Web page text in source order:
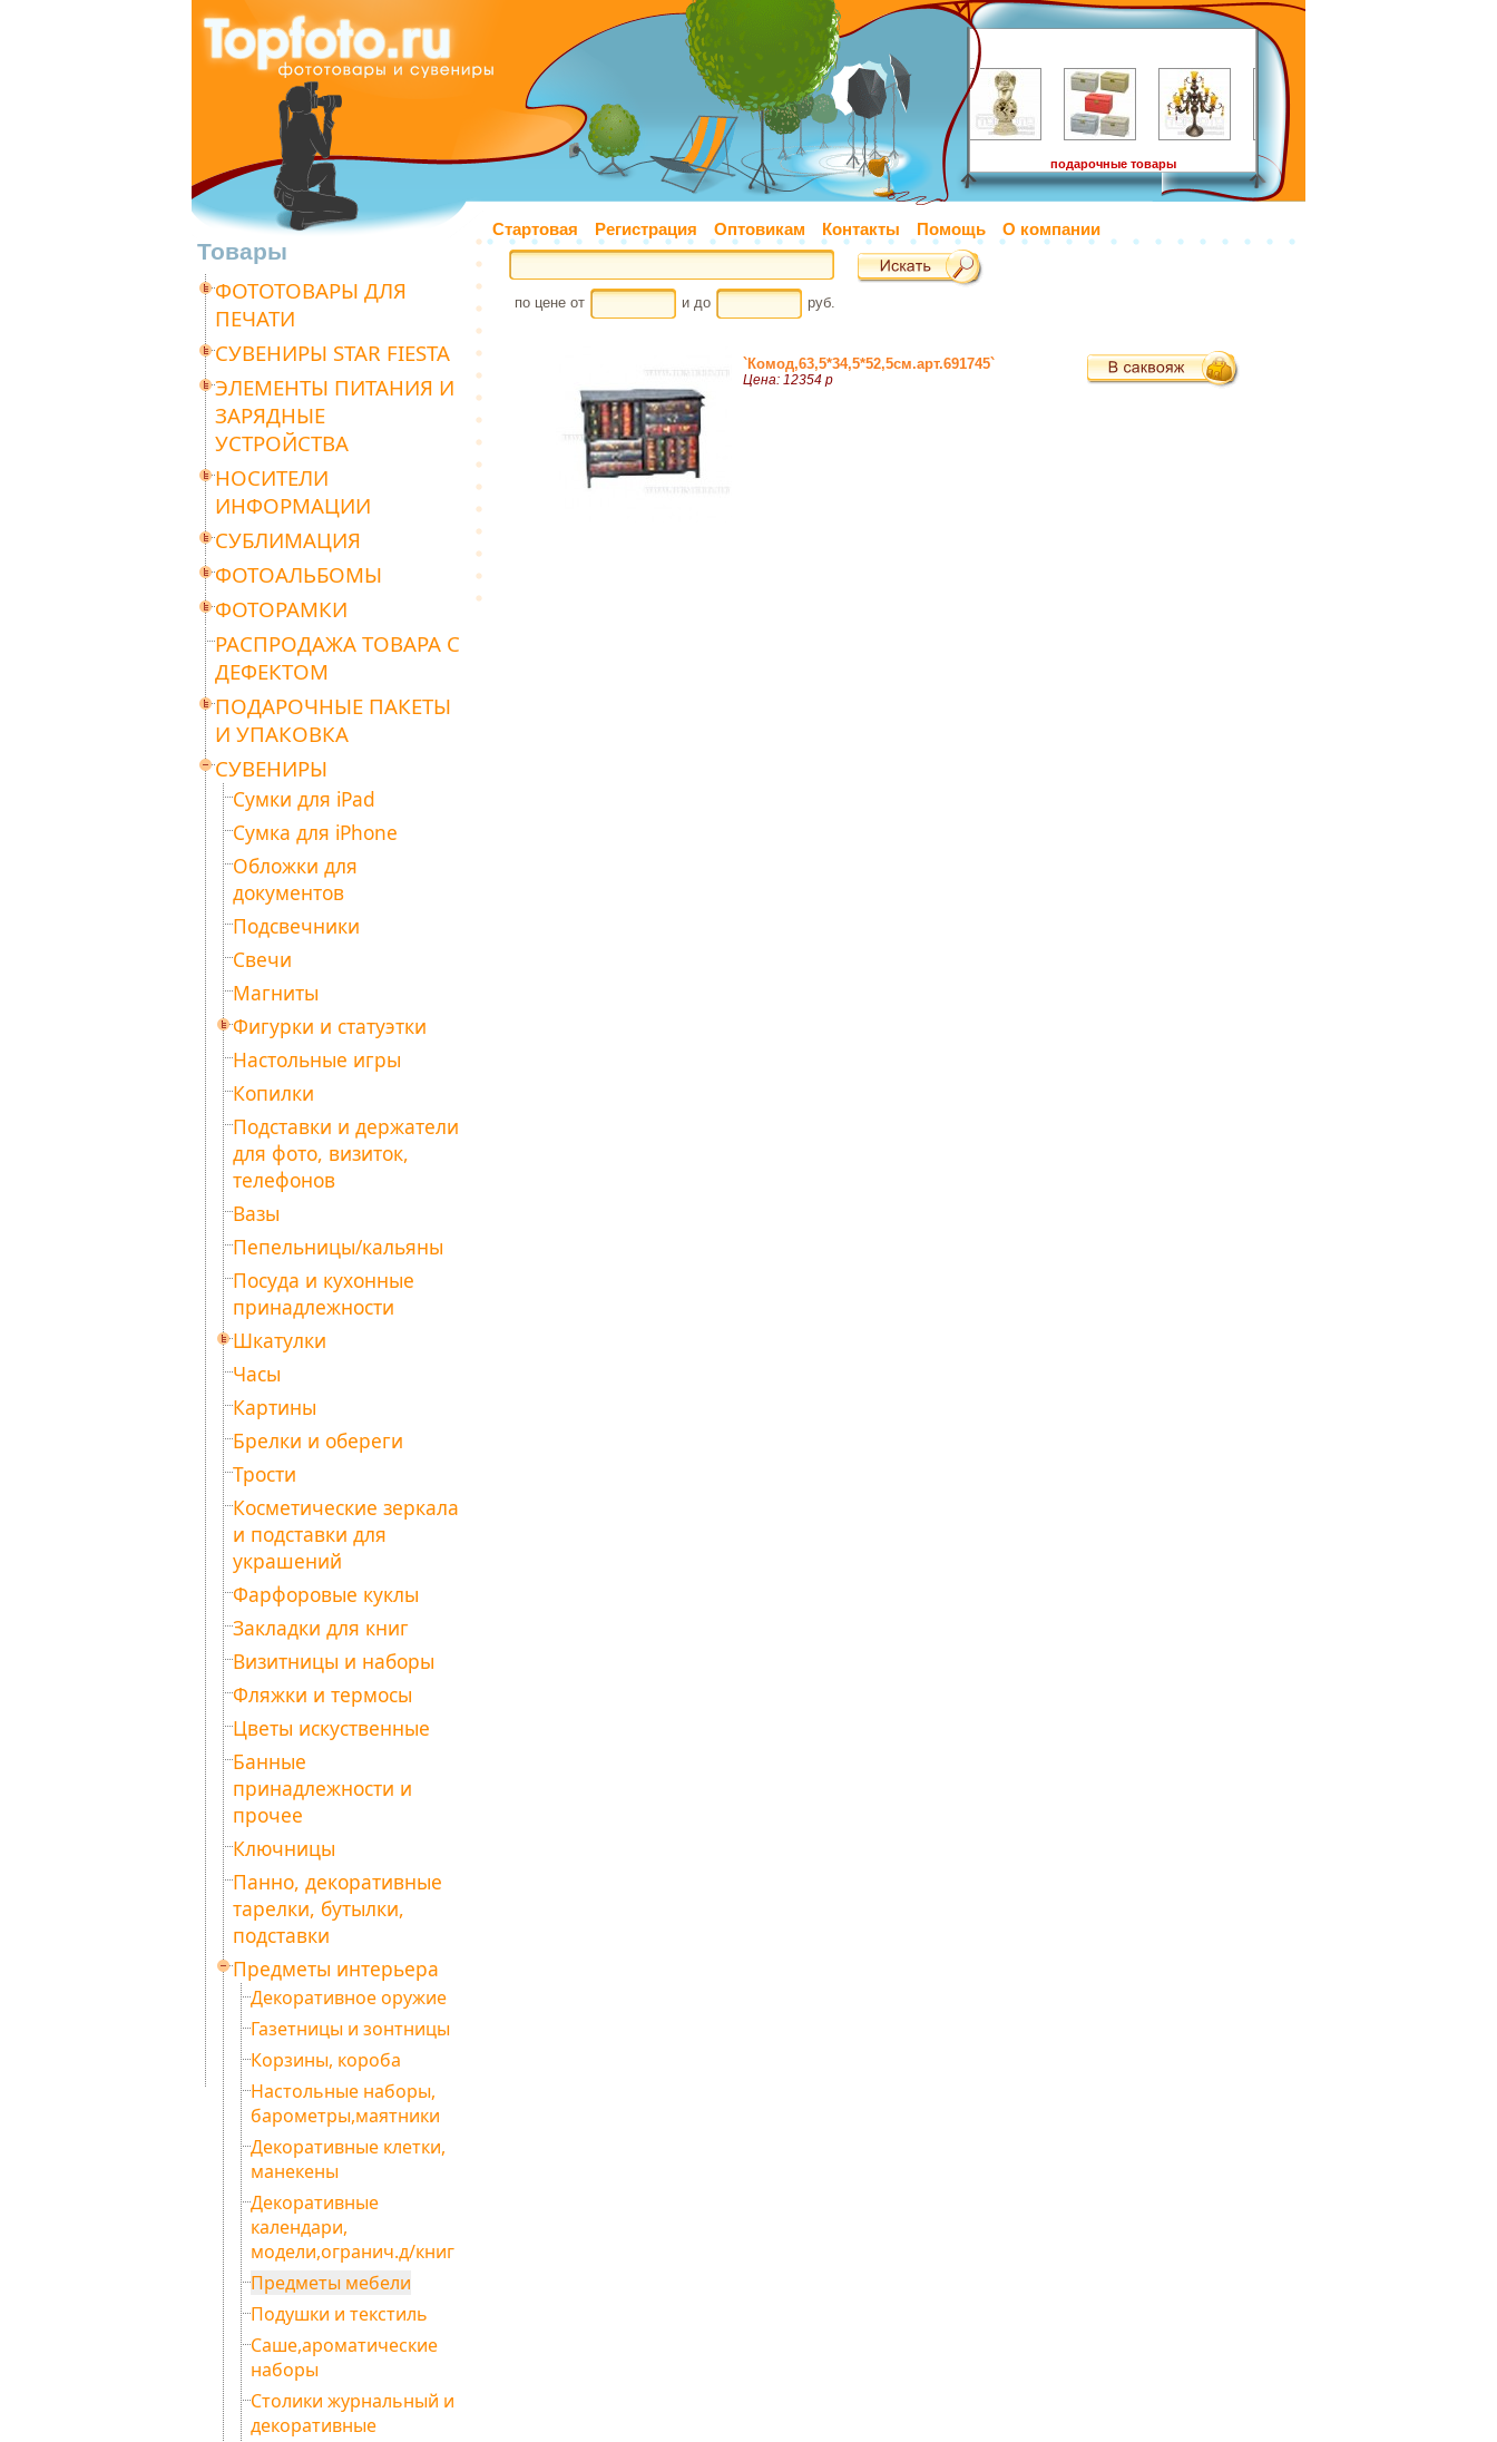
Стартовая Регистрация Оптовикам Контакты Помощь О компании
подарочные товары
Товары
ФОТОТОВАРЫ ДЛЯ
ПЕЧАТИ
СУВЕНИРЫ STAR FIESTA
ЭЛЕМЕНТЫ ПИТАНИЯ И
ЗАРЯДНЫЕ
УСТРОЙСТВА
НОСИТЕЛИ
ИНФОРМАЦИИ
СУБЛИМАЦИЯ
ФОТОАЛЬБОМЫ
ФОТОРАМКИ
РАСПРОДАЖА ТОВАРА С
ДЕФЕКТОМ
ПОДАРОЧНЫЕ ПАКЕТЫ
И УПАКОВКА
СУВЕНИРЫ
Сумки для iPad
Сумка для iPhone
Обложки для
документов
Подсвечники
Свечи
Магниты
Фигурки и статуэтки
Настольные игры
Копилки
Подставки и держатели
для фото, визиток,
телефонов
Вазы
Пепельницы/кальяны
Посуда и кухонные
принадлежности
Шкатулки
Часы
Картины
Брелки и обереги
Трости
Косметические зеркала
и подставки для
украшений
Фарфоровые куклы
Закладки для книг
Визитницы и наборы
Фляжки и термосы
Цветы искуственные
Банные
принадлежности и
прочее
Ключницы
Панно, декоративные
тарелки, бутылки,
подставки
Предметы интерьера
Декоративное оружие
Газетницы и зонтницы
Корзины, короба
Настольные наборы,
барометры,маятники
Декоративные клетки,
манекены
Декоративные
календари,
модели,огранич.д/книг
Предметы мебели
Подушки и текстиль
Саше,ароматические
наборы
Столики журнальный и
декоративные
по цене от и до руб.
`Комод,63,5*34,5*52,5см.арт.691745`
Цена: 12354 р